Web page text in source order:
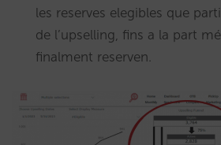
les reserves elegibles que
de l’upselling, fins a la part
finalment reserven.